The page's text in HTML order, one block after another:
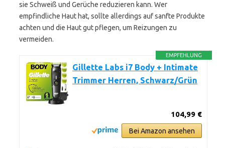
sie Schweiß und Gerüche reduzieren kann. Wer
empfindliche Haut hat, sollte allerdings auf sanfte Produkte
achten und die Haut gut pflegen, um Reizungen zu
vermeiden.
EMPFEHLUNG
Gillette Labs i7 Body + Intimate
Trimmer Herren, Schwarz/Grün
104,99 €
Bei Amazon ansehen